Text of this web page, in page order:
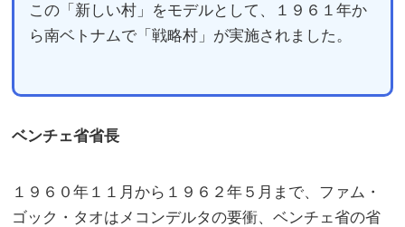
この「新しい村」をモデルとして、１９６１年か
ら南ベトナムで「戦略村」が実施されました。
ベンチェ省省長
１９６０年１１月から１９６２年５月まで、ファム・
ゴック・タオはメコンデルタの要衝、ベンチェ省の省